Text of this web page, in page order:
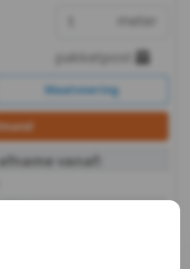
meter
pakketpost
Maatvoering
vanaf: